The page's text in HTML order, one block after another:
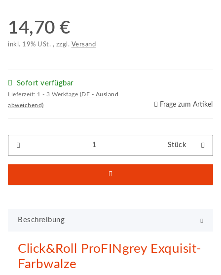
14,70 €
inkl. 19% USt. , zzgl. Versand
Sofort verfügbar
Lieferzeit: 1 - 3 Werktage (DE - Ausland
abweichend)
Frage zum Artikel
Stück
Beschreibung
Click&Roll ProFINgrey Exquisit-
Farbwalze